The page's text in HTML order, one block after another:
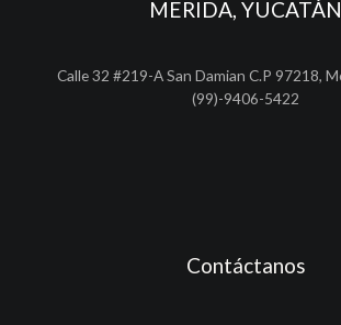
MERIDA, YUCATÁN
Calle 32 #219-A San Damian C.P 97218,
(99)-9406-5422
Contáctanos